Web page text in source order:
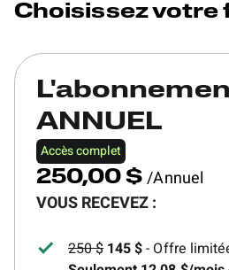
Choisissez votre
ANNUEL
Accès complet
250,00 $/Annuel
VOUS RECEVEZ :
250 $ 145 $- Offre